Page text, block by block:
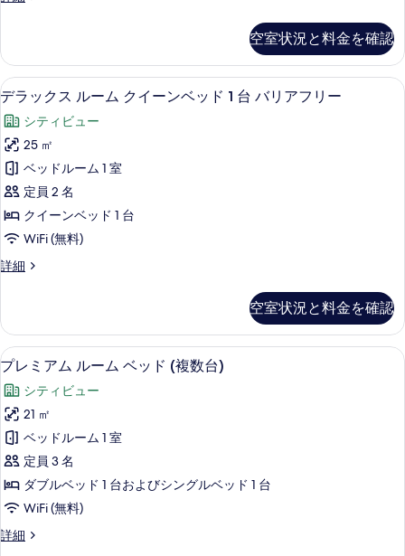
す
写
真
を
表
示
す
る
の
べ
て
の
写
真
を
表
示
す
る
ス
ル
ー
の
詳
細
空室状況と料金を確認
デ
ラ
ッ
ク
ス
ル
ー
ム
ク
ー
ン
ベ
ッ
ド
台
バ
リ
ア
羽毛の掛け布団、ミニバー (無料)、
7
デラックス ルーム クイーンベッド 1 台 バリアフリー
シティビュー
25 ㎡
ベッドルーム 1 室
定員 2 名
クイーンベッド 1 台
WiFi (無料)
詳細
デ
ス
ル
ー
ク
イ
ー
ン
ベ
ッ
ド
バ
空室状況と料金を確認
プ
レ
ミ
ア
ム
ル
ー
ム
ベ
プレミアム ルーム ベッド (複数台) |
6
プレミアム ルーム ベッド (複数台)
シティビュー
21 ㎡
ベッドルーム 1 室
定員 3 名
ダブルベッド 1 台およびシングルベッド 1 台
WiFi (無料)
詳細
プ